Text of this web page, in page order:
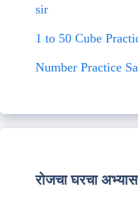
sir
1 to 50 Cube
Number Practice
रोजचा घरचा